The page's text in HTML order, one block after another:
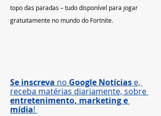
topo das paradas – tudo disponível para jogar
gratuitamente no mundo do Fortnite.
Se inscreva no Google Notícias e,
receba matérias diariamente, sobre
entretenimento, marketing e
mídia!